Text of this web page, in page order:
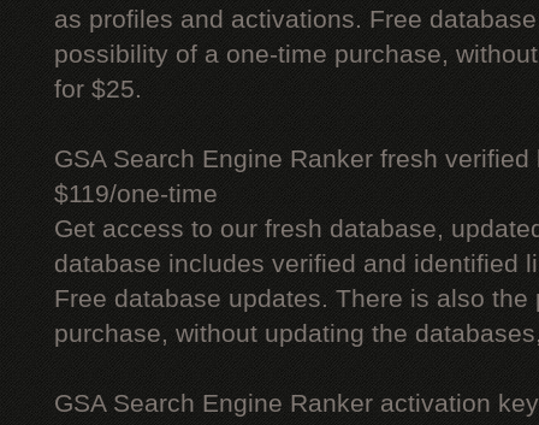
as profiles and activations. Free
possibility of a one-time purchase,
for $25.
GSA Search Engine Ranker fresh verified
$119/one-time
Get access to our fresh database,
database includes verified and identified
Free database updates. There is also
purchase, without updating the
GSA Search Engine Ranker activation key